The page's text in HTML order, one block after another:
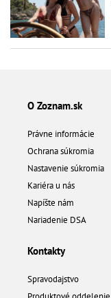
O Zoznam.sk
Právne informácie
Ochrana súkromia
Nastavenie súkromia
Kariéra u nás
Napíšte nám
Nariadenie DSA
Kontakty
Spravodajstvo